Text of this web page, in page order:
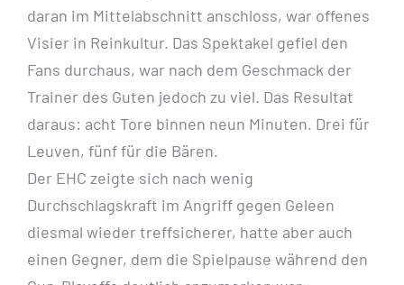
daran im Mittelabschnitt anschloss, war offenes
Visier in Reinkultur. Das Spektakel gefiel den
Fans durchaus, war nach dem Geschmack der
Trainer des Guten jedoch zu viel. Das Resultat
daraus: acht Tore binnen neun Minuten. Drei für
Leuven, fünf für die Bären.
Der EHC zeigte sich nach wenig
Durchschlagskraft im Angriff gegen Geleen
diesmal wieder treffsicherer, hatte aber auch
einen Gegner, dem die Spielpause während den